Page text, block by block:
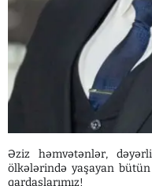
Əziz həmvətənlər,
ölkələrində yaşayan
qardaşlarımız!